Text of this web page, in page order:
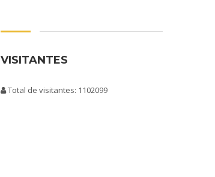
VISITANTES
Total de visitantes: 1102099